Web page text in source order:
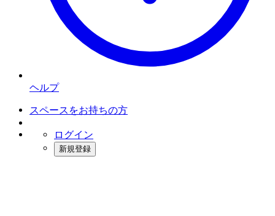
ヘルプ
スペースをお持ちの方
ログイン
新規登録